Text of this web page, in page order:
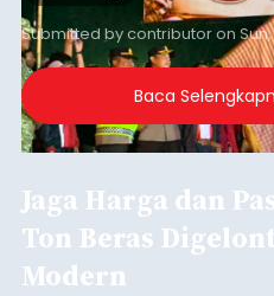
Submitted bycontributoron
Baca
Jaga Harga dan
Ton Beras
Modern